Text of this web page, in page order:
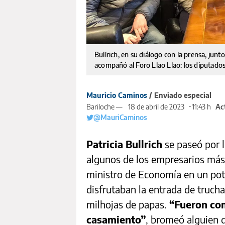
Bullrich, en su diálogo con la prensa,
acompañó al Foro Llao Llao: los
Mauricio Caminos / Enviado especial
Bariloche —
18 de abril de 2023 11:43 h
@MauriCaminos
Patricia Bullrich se paseó por
algunos de los empresarios
ministro de Economía en un
disfrutaban la entrada de
milhojas de papas. “Fueron
casamiento”, bromeó alguien